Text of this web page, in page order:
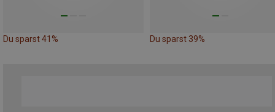
Du sparst 41% Du sparst 39%